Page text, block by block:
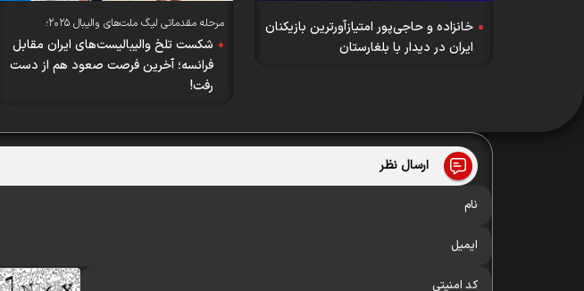
خانزاده و حاجی‌پور امتیازآورترین بازیکنان
ایران در دیدار با بلغارستان
مرحله مقدماتی لیگ ملت‌های والیبال ۲۰۲۵؛
شکست تلخ والیبالیست‌های ایران مقابل
فرانسه؛ آخرین فرصت صعود هم از دست
رفت!
ارسال نظر